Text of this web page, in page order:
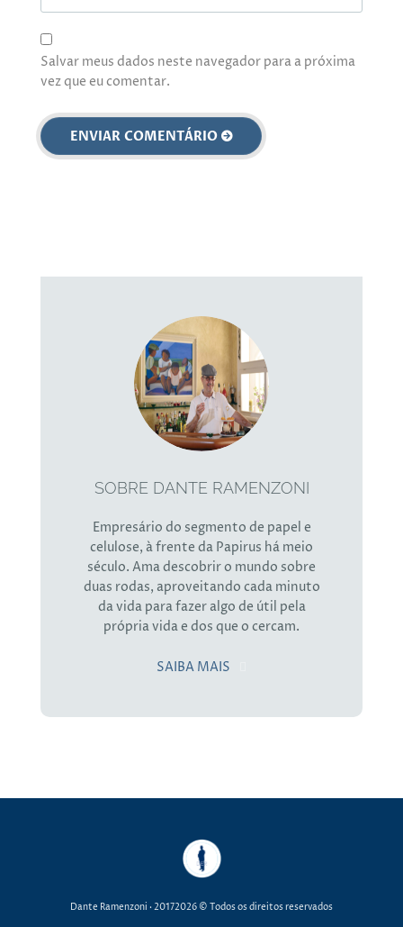
Salvar meus dados neste navegador para a próxima
vez que eu comentar.
SOBRE DANTE RAMENZONI
Empresário do segmento de papel e
celulose, à frente da Papirus há meio
século. Ama descobrir o mundo sobre
duas rodas, aproveitando cada minuto
da vida para fazer algo de útil pela
própria vida e dos que o cercam.
SAIBA MAIS
Dante Ramenzoni · 20172026 © Todos os direitos reservados